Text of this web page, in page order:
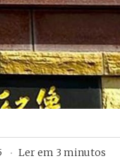
Ler em 3 minutos